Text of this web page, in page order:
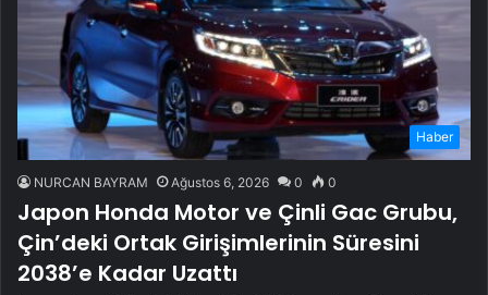
Haber
NURCAN BAYRAM Ağustos 6, 2026 0 0
Japon Honda Motor ve Çinli Gac Grubu,
Çin’deki Ortak Girişimlerinin Süresini
2038’e Kadar Uzattı